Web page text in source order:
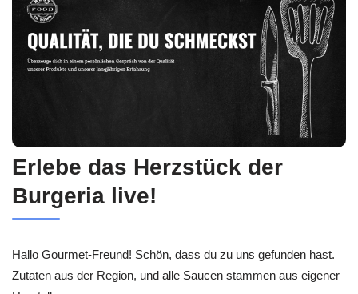
Erlebe das Herzstück der
Burgeria live!
Hallo Gourmet-Freund! Schön, dass du zu uns gefunden hast.
Zutaten aus der Region, und alle Saucen stammen aus eigener